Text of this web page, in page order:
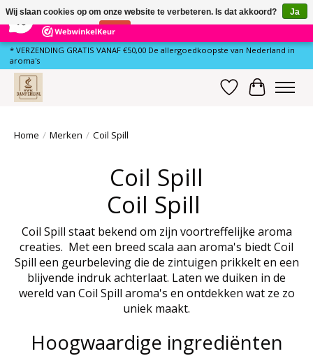
80 Reviews ×
* VERZENDING GRATIS VANAF €50,00 De allergoedkoopste van Nederland in
aroma's
Verlanglijst
Home / Merken / Coil Spill
Coil Spill
Coil Spill
Coil Spill staat bekend om zijn voortreffelijke aroma
creaties. Met een breed scala aan aroma's biedt Coil
Spill een geurbeleving die de zintuigen prikkelt en een
blijvende indruk achterlaat. Laten we duiken in de
wereld van Coil Spill aroma's en ontdekken wat ze zo
uniek maakt.
Hoogwaardige ingrediënten
Wij slaan cookies op om onze website te verbeteren. Is dat akkoord?
Ja
Nee